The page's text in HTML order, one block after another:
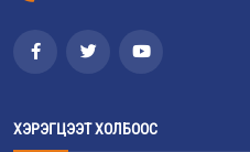
ХЭРЭГЦЭЭТ ХОЛБООС